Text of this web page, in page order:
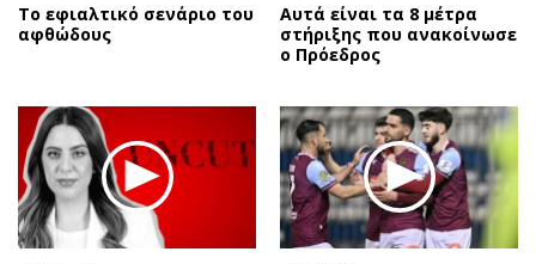
Το εφιαλτικό σενάριο του
αφθώδους
Αυτά είναι τα 8 μέτρα
στήριξης που ανακοίνωσε
ο Πρόεδρος